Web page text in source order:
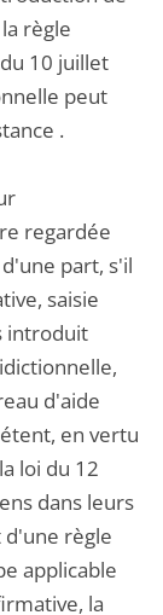
règle
10 juillet
peut
.
regardée
part, s'il
saisie
introduit
d'aide
en vertu
loi du 12
dans leurs
d'une règle
applicable
la